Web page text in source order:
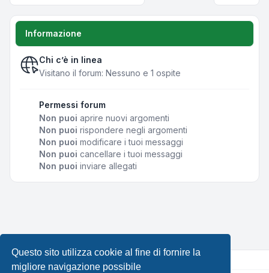
Questo sito utilizza cookie al fine di fornire la
migliore navigazione possibile
Informazione
Chi c’è in linea
Visitano il forum: Nessuno e 1 ospite
Permessi forum
Non puoi aprire nuovi argomenti
Non puoi rispondere negli argomenti
Non puoi modificare i tuoi messaggi
Non puoi cancellare i tuoi messaggi
Non puoi inviare allegati